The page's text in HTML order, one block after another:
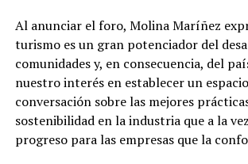
Al anunciar el foro, Molina Maríñez
turismo es un gran potenciador del
comunidades y, en consecuencia, del
nuestro interés en establecer un
conversación sobre las mejores
sostenibilidad en la industria que a la
progreso para las empresas que la